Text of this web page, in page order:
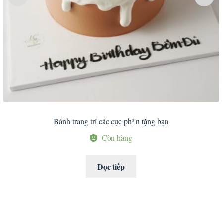
Bánh trang trí các cục ph*n tặng bạn
Còn hàng
Đọc tiếp